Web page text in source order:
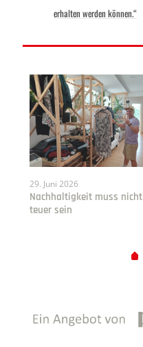
erhalten werden können.“
29. Juni 2026
Nachhaltigkeit muss nicht
teuer sein